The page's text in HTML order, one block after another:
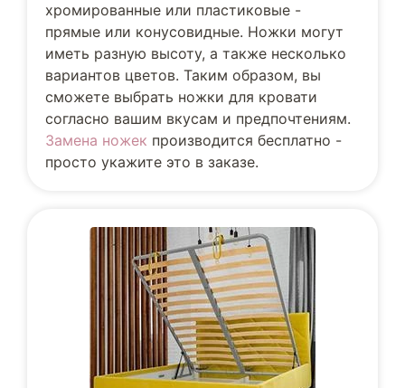
хромированные или пластиковые -
прямые или конусовидные. Ножки могут
иметь разную высоту, а также несколько
вариантов цветов. Таким образом, вы
сможете выбрать ножки для кровати
согласно вашим вкусам и предпочтениям.
Замена ножек производится бесплатно -
просто укажите это в заказе.